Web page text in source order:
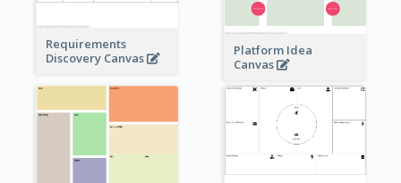
Requirements
Discovery Canvas
Platform Idea
Canvas